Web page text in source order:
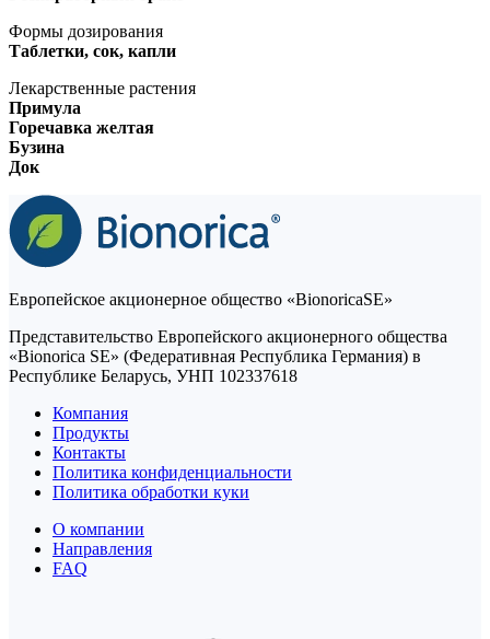
Формы дозирования
Таблетки, сок, капли
Лекарственные растения
Примула
Горечавка желтая
Бузина
Док
Европейское акционерное общество «BionoricaSE»
Представительство Европейского акционерного общества
«Bionorica SE» (Федеративная Республика Германия) в
Республике Беларусь, УНП 102337618
Компания
Продукты
Контакты
Политика конфиденциальности
Политика обработки куки
О компании
Направления
FAQ